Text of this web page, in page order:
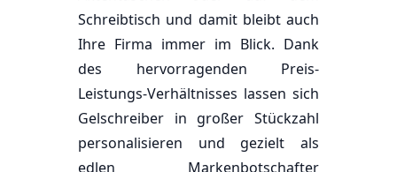
Schreibtisch und damit bleibt auch
Ihre Firma immer im Blick. Dank
des hervorragenden Preis-
Leistungs-Verhältnisses lassen sich
Gelschreiber in großer Stückzahl
personalisieren und gezielt als
edlen Markenbotschafter